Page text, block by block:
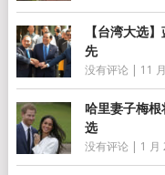
【台湾大选
先
没有评论 | 11
哈里妻子梅根
选
没有评论 | 1 月